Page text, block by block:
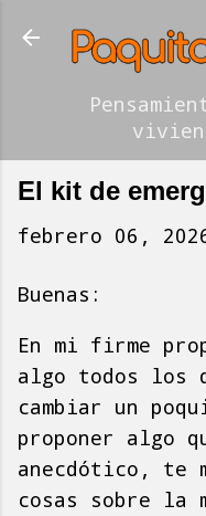
Ir al
El kit de
febrero 06,
Buenas:
En mi firme
algo todos los
cambiar un
proponer algo
anecdótico, te
cosas sobre la